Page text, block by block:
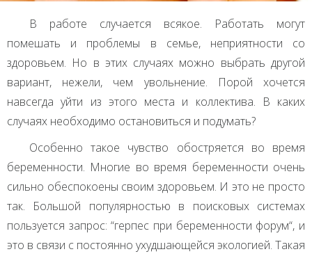
В работе случается всякое. Работать могут
помешать и проблемы в семье, неприятности со
здоровьем. Но в этих случаях можно выбрать другой
вариант, нежели, чем увольнение. Порой хочется
навсегда уйти из этого места и коллектива. В каких
случаях необходимо остановиться и подумать?
Особенно такое чувство обостряется во время
беременности. Многие во время беременности очень
сильно обеспокоены своим здоровьем. И это не просто
так. Большой популярностью в поисковых системах
пользуется запрос: “герпес при беременности форум“, и
это в связи с постоянно ухудшающейся экологией. Такая